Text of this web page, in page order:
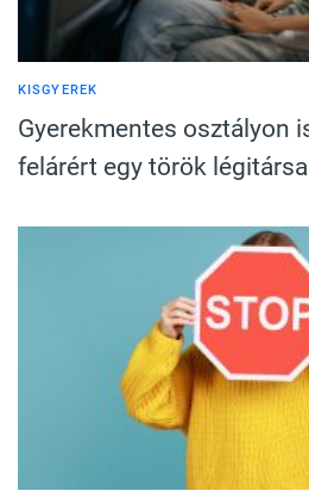
KISGYEREK
Gyerekmentes osztályon
felárért egy török